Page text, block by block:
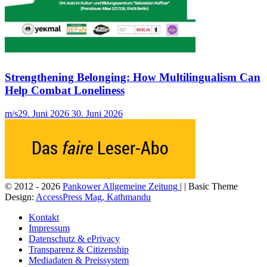
Strengthening Belonging: How Multilingualism Can
Help Combat Loneliness
m/s29. Juni 2026 30. Juni 2026
© 2012 - 2026 Pankower Allgemeine Zeitung | | Basic Theme
Design: AccessPress Mag, Kathmandu
Kontakt
Impressum
Datenschutz & ePrivacy
Transparenz & Citizenship
Mediadaten & Preissystem